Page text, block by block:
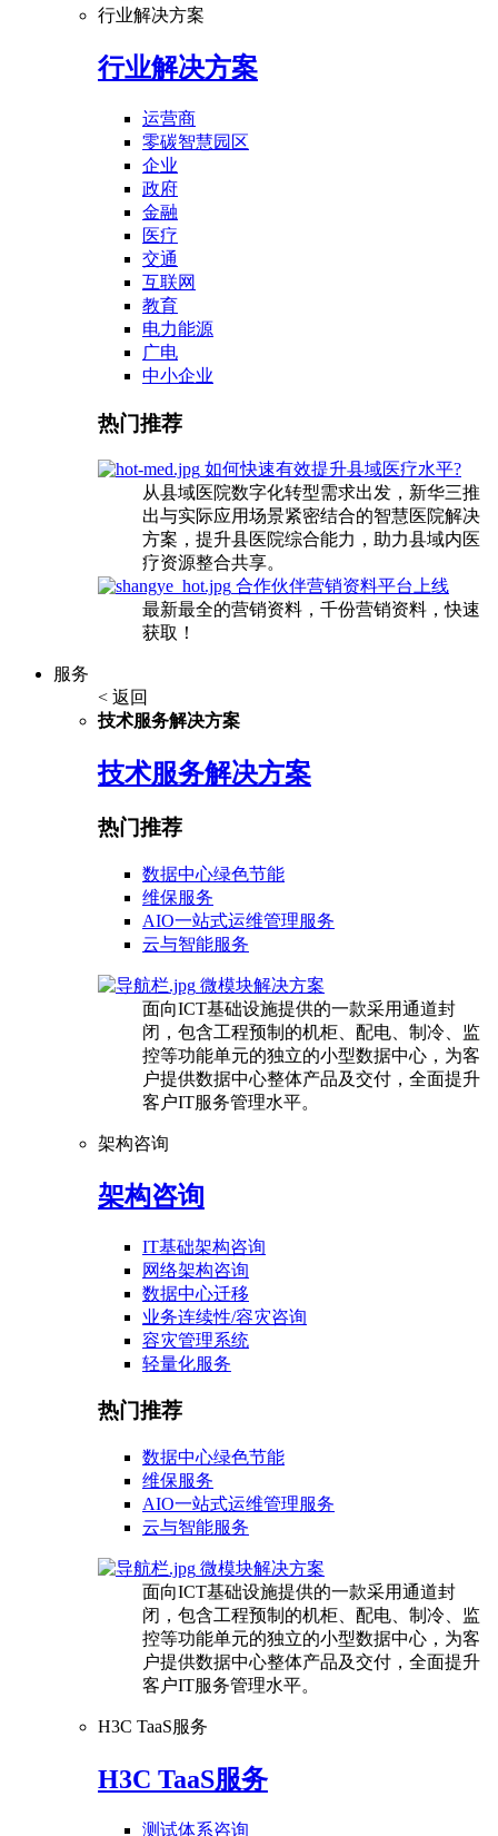
行业解决方案
行业解决方案
运营商
零碳智慧园区
企业
政府
金融
医疗
交通
互联网
教育
电力能源
广电
中小企业
热门推荐
如何快速有效提升县域医疗水平?
从县域医院数字化转型需求出发，新华三推
出与实际应用场景紧密结合的智慧医院解决
方案，提升县医院综合能力，助力县域内医
疗资源整合共享。
合作伙伴营销资料平台上线
最新最全的营销资料，千份营销资料，快速
获取！
服务
< 返回
技术服务解决方案
技术服务解决方案
热门推荐
数据中心绿色节能
维保服务
AIO一站式运维管理服务
云与智能服务
微模块解决方案
面向ICT基础设施提供的一款采用通道封
闭，包含工程预制的机柜、配电、制冷、监
控等功能单元的独立的小型数据中心，为客
户提供数据中心整体产品及交付，全面提升
客户IT服务管理水平。
架构咨询
架构咨询
IT基础架构咨询
网络架构咨询
数据中心迁移
业务连续性/容灾咨询
容灾管理系统
轻量化服务
热门推荐
数据中心绿色节能
维保服务
AIO一站式运维管理服务
云与智能服务
微模块解决方案
面向ICT基础设施提供的一款采用通道封
闭，包含工程预制的机柜、配电、制冷、监
控等功能单元的独立的小型数据中心，为客
户提供数据中心整体产品及交付，全面提升
客户IT服务管理水平。
H3C TaaS服务
H3C TaaS服务
测试体系咨询